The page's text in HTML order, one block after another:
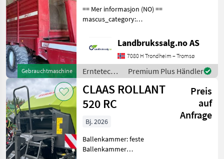
Gebrauchtmaschine
== Mer informasjon (NO) ==
mascus_category:
provide reference number
upon request: 9506 See
en.landbrukssalg.no/9506
for more images Specif
Landbrukssalg.no AS
7080 H Trondheim – Tromsø
Erntetechnik
Grünland /
Stoll
Premium Plus Händler
CLAAS ROLLANT
520 RC
Preis
auf
Anfrage
Bj. 2026
Ballenkammer: feste
Ballenkammer